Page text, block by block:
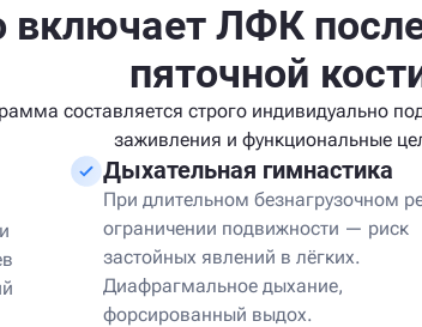
включает ЛФК
пяточной
составляется строго индивидуально
заживления и функциональные
Дыхательная гимнастика
При длительном безнагрузочном
ограничении подвижности — риск
застойных явлений в лёгких.
Диафрагмальное дыхание,
форсированный выдох.